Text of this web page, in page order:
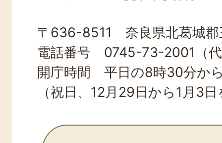
TOWN
〒636-8511 奈良県北葛城郡
電話番号 0745-73-2001（
開庁時間 平日の8時30分か
（祝日、12月29日から1月3